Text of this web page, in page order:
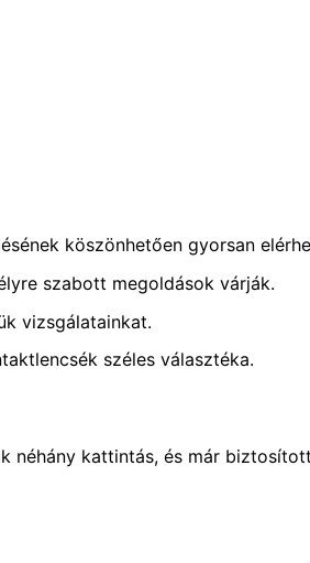
köszönhetően gyorsan
szabott megoldások várják.
vizsgálatainkat.
széles választéka.
néhány kattintás, és már